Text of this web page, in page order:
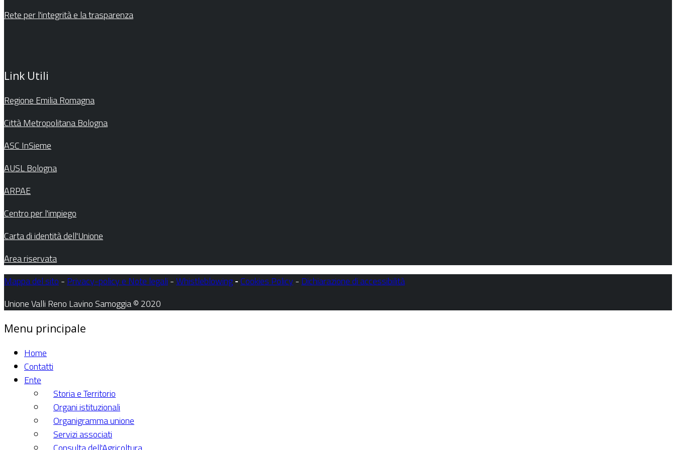
Rete per l'integrità e la trasparenza
Link Utili
Regione Emilia Romagna
Città Metropolitana Bologna
ASC InSieme
AUSL Bologna
ARPAE
Centro per l'impiego
Carta di identità dell'Unione
Area riservata
Mappa del sito - Privacy-policy e Note legali -Whistleblowing-Cookies Policy - Dichiarazione di accessibilità
Unione Valli Reno Lavino Samoggia © 2020
Menu principale
Home
Contatti
Ente
Storia e Territorio
Organi istituzionali
Organigramma unione
Servizi associati